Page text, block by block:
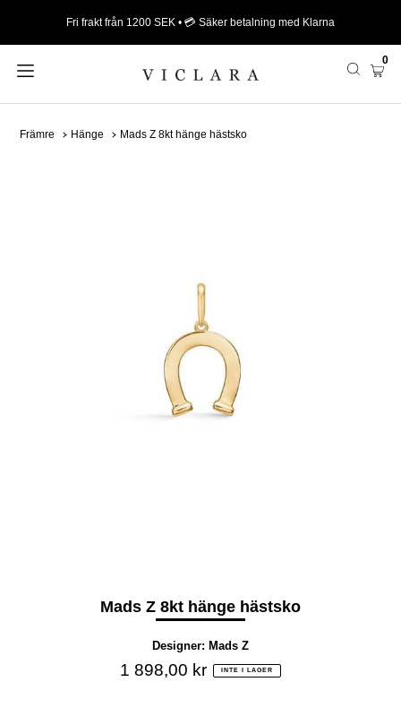
Fri frakt från 1200 SEK • 💳 Säker betalning med Klarna
0
Främre Hänge Mads Z 8kt hänge hästsko
Mads Z 8kt hänge hästsko
Designer: Mads Z
1 898,00 kr INTE I LAGER